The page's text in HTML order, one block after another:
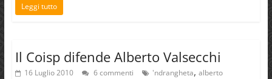
Leggi tutto
Il Coisp difende Alberto Valsecchi
16 Luglio 2010 6 commenti 'ndrangheta, alberto